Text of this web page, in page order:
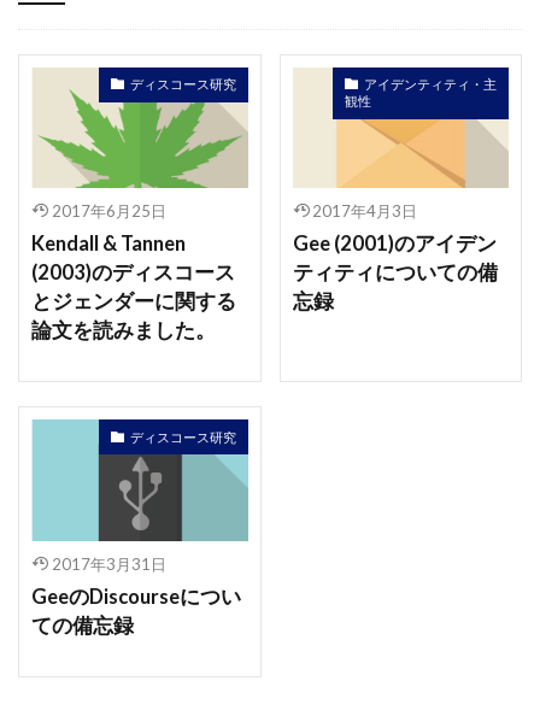
ディスコース研究
2017年6月25日
Kendall & Tannen
(2003)のディスコース
とジェンダーに関する
論文を読みました。
アイデンティティ・主
観性
2017年4月3日
Gee (2001)のアイデン
ティティについての備
忘録
ディスコース研究
2017年3月31日
GeeのDiscourseについ
ての備忘録